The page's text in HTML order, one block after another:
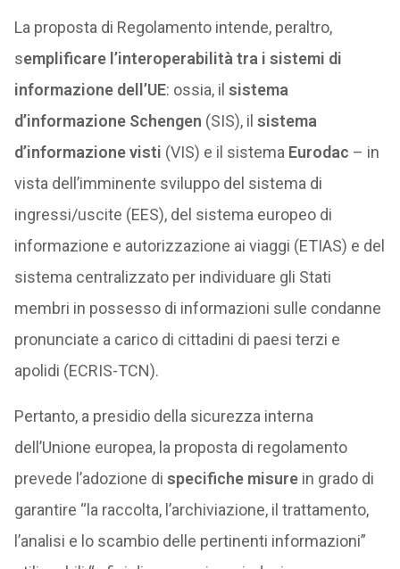
La proposta di Regolamento intende, peraltro,
semplificare l’interoperabilità tra i sistemi di
informazione dell’UE: ossia, il sistema
d’informazione Schengen (SIS), il sistema
d’informazione visti (VIS) e il sistema Eurodac – in
vista dell’imminente sviluppo del sistema di
ingressi/uscite (EES), del sistema europeo di
informazione e autorizzazione ai viaggi (ETIAS) e del
sistema centralizzato per individuare gli Stati
membri in possesso di informazioni sulle condanne
pronunciate a carico di cittadini di paesi terzi e
apolidi (ECRIS-TCN).
Pertanto, a presidio della sicurezza interna
dell’Unione europea, la proposta di regolamento
prevede l’adozione di specifiche misurein grado di
garantire “la raccolta, l’archiviazione, il trattamento,
l’analisi e lo scambio delle pertinenti informazioni”